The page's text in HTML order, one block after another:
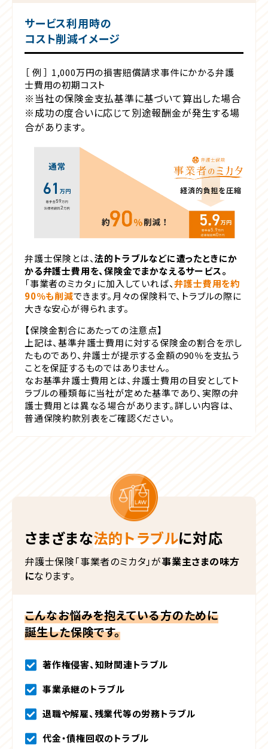
サービス利用時の
コスト削減イメージ
［ 例 ］ 1,000万円の損害賠償請求事件にかかる弁護
士費用の初期コスト
※当社の保険金支払基準に基づいて算出した場合
※成功の度合いに応じて別途報酬金が発生する場
合があります。
弁護士保険とは、法的トラブルなどに遭ったときにか
かる弁護士費用を、保険金でまかなえるサービス。
「事業者のミカタ」に加入していれば、弁護士費用を約
90％も削減できます。月々の保険料で、トラブルの際に
大きな安心が得られます。
【保険金割合にあたっての注意点】
上記は、基準弁護士費用に対する保険金の割合を示し
たものであり、弁護士が提示する金額の90％を支払う
ことを保証するものではありません。
なお基準弁護士費用とは、弁護士費用の目安としてト
ラブルの種類毎に当社が定めた基準であり、実際の弁
護士費用とは異なる場合があります。詳しい内容は、
普通保険約款別表をご確認ください。
さまざまな法的トラブルに対応
弁護士保険「事業者のミカタ」が事業主さまの味方
になります。
こんなお悩みを抱えている方のために
誕生した保険です。
著作権侵害、知財関連トラブル
事業承継のトラブル
退職や解雇、残業代等の労務トラブル
代金・債権回収のトラブル